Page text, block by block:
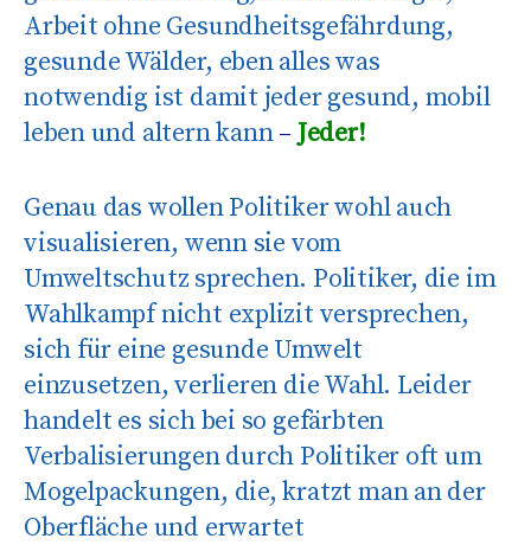
Arbeit ohne Gesundheitsgefährdung,
gesunde Wälder, eben alles was
notwendig ist damit jeder gesund, mobil
leben und altern kann–Jeder!
Genau das wollen Politiker wohl auch
visualisieren, wenn sie vom
Umweltschutz sprechen. Politiker, die im
Wahlkampf nicht explizit versprechen,
sich für eine gesunde Umwelt
einzusetzen, verlieren die Wahl. Leider
handelt es sich bei so gefärbten
Verbalisierungen durch Politiker oft um
Mogelpackungen, die, kratzt man an der
Oberfläche und erwartet